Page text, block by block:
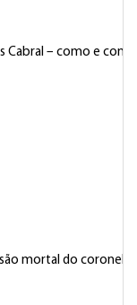
Cabral – como e
mortal do coronel